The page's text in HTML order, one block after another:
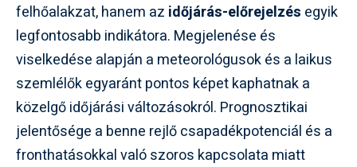
felhőalakzat, hanem az időjárás-előrejelzés egyik
legfontosabb indikátora. Megjelenése és
viselkedése alapján a meteorológusok és a laikus
szemlélők egyaránt pontos képet kaphatnak a
közelgő időjárási változásokról. Prognosztikai
jelentősége a benne rejlő csapadékpotenciál és a
fronthatásokkal való szoros kapcsolata miatt